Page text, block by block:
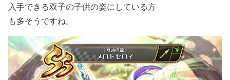
入手できる双子の子供の姿にしている方
も多そうですね。